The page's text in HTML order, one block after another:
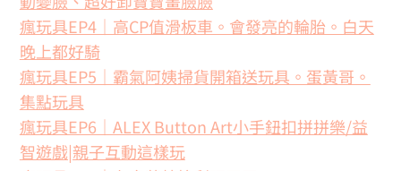
瘋玩具EP4｜高CP值滑板車。會發亮的輪胎。白天
晚上都好騎
瘋玩具EP5｜霸氣阿姨掃貨開箱送玩具。蛋黃哥。
集點玩具
瘋玩具EP6｜ALEX Button Art小手鈕扣拼拼樂/益
智遊戲|親子互動這樣玩